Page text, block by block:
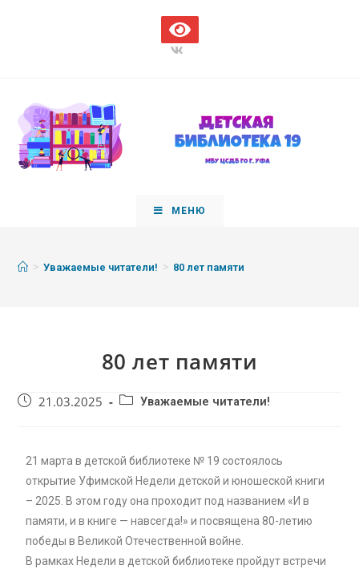
МЕНЮ
> Уважаемые читатели! > 80 лет памяти
80 лет памяти
21.03.2025 Уважаемые читатели!
21 марта в детской библиотеке № 19 состоялось
открытие Уфимской Недели детской и юношеской книги
– 2025. В этом году она проходит под названием «И в
памяти, и в книге — навсегда!» и посвящена 80-летию
победы в Великой Отечественной войне.
В рамках Недели в детской библиотеке пройдут встречи